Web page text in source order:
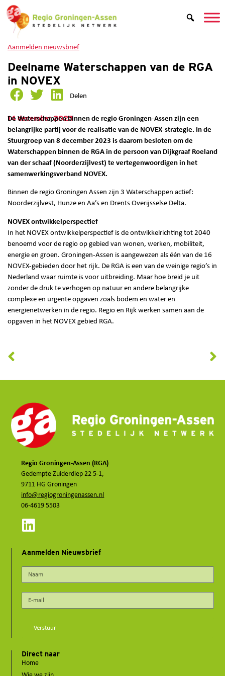
Aanmelden nieuwsbrief
Deelname Waterschappen van de RGA
in NOVEX
Delen
14 december 2023
De Waterschappen binnen de regio Groningen-Assen zijn een
belangrijke partij voor de realisatie van de NOVEX-strategie. In de
Stuurgroep van 8 december 2023 is daarom besloten om de
Waterschappen binnen de RGA in de persoon van Dijkgraaf Roeland
van der schaaf (Noorderzijlvest) te vertegenwoordigen in het
samenwerkingsverband NOVEX.
Binnen de regio Groningen Assen zijn 3 Waterschappen actief:
Noorderzijlvest, Hunze en Aa’s en Drents Overijsselse Delta.
NOVEX ontwikkelperspectief
In het NOVEX ontwikkelperspectief is de ontwikkelrichting tot 2040
benoemd voor de regio op gebied van wonen, werken, mobiliteit,
energie en groen. Groningen-Assen is aangewezen als één van de 16
NOVEX-gebieden door het rijk. De RGA is een van de weinige regio’s in
Nederland waar ruimte is voor uitbreiding. Maar hoe breid je uit
zonder de druk te verhogen op natuur en andere belangrijke
complexe en urgente opgaven zoals bodem en water en
energienetwerken in de regio. Regio en Rijk werken samen aan de
opgaven in het NOVEX gebied RGA.
Regio Groningen-Assen (RGA)
Gedempte Zuiderdiep 22 5-1,
9711 HG Groningen
info@regiogroningenassen.nl
06-4619 5503
Aanmelden Nieuwsbrief
Verstuur
Direct naar
Home